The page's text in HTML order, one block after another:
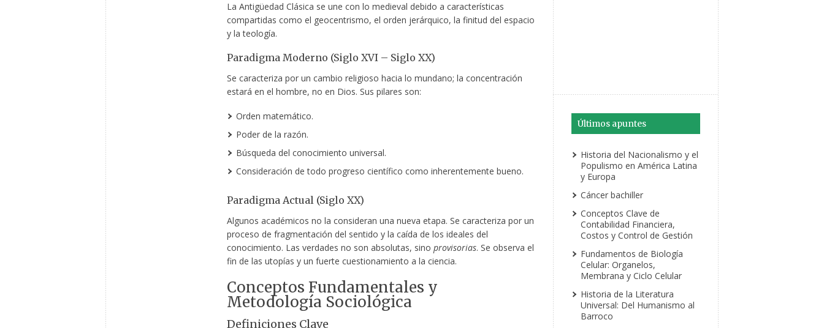
La Antigüedad Clásica se une con lo medieval debido a características
compartidas como el geocentrismo, el orden jerárquico, la finitud del espacio
y la teología.
Paradigma Moderno (Siglo XVI – Siglo XX)
Se caracteriza por un cambio religioso hacia lo mundano; la concentración
estará en el hombre, no en Dios. Sus pilares son:
Orden matemático.
Poder de la razón.
Búsqueda del conocimiento universal.
Consideración de todo progreso científico como inherentemente bueno.
Paradigma Actual (Siglo XX)
Algunos académicos no la consideran una nueva etapa. Se caracteriza por un
proceso de fragmentación del sentido y la caída de los ideales del
conocimiento. Las verdades no son absolutas, sino provisorias. Se observa el
fin de las utopías y un fuerte cuestionamiento a la ciencia.
Conceptos Fundamentales y
Metodología Sociológica
Definiciones Clave
Últimos apuntes
Historia del Nacionalismo y el
Populismo en América Latina
y Europa
Cáncer bachiller
Conceptos Clave de
Contabilidad Financiera,
Costos y Control de Gestión
Fundamentos de Biología
Celular: Organelos,
Membrana y Ciclo Celular
Historia de la Literatura
Universal: Del Humanismo al
Barroco